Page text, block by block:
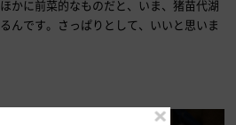
かに前菜的なものだと、いま、猪苗代湖
んです。さっぱりとして、いいと思いま